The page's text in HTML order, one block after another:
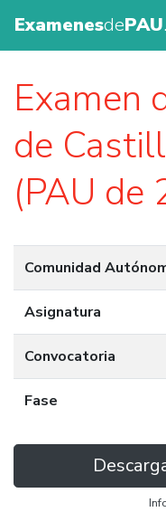
ExamenesdePAU
Examen
de
(PAU de
Comunidad
Asignatura
Convocatoria
Fase